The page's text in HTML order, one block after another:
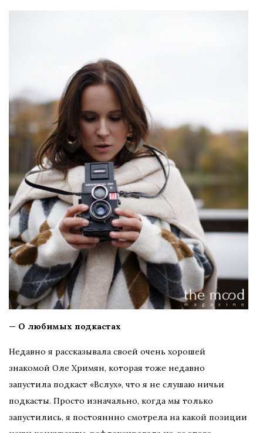
— О любимых подкастах
Недавно я рассказывала своей очень хорошей
знакомой Оле Хримян, которая тоже недавно
запустила подкаст «Вслух», что я не слушаю ничьи
подкасты. Просто изначально, когда мы только
запустились, я постояннно смотрела на какой позиции